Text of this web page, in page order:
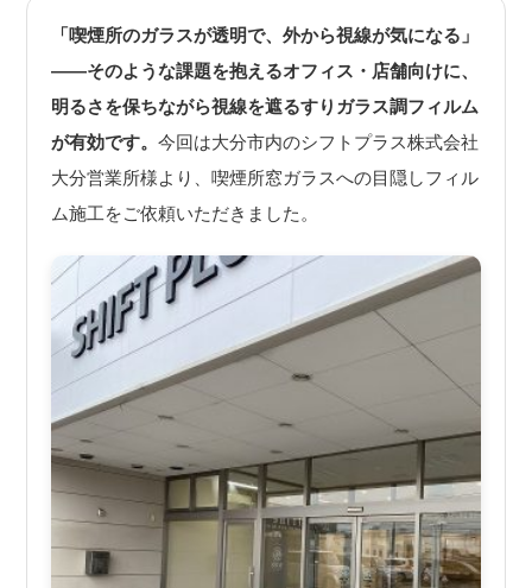
「喫煙所のガラスが透明で、外から視線が気になる」
——そのような課題を抱えるオフィス・店舗向けに、
明るさを保ちながら視線を遮るすりガラス調フィルム
が有効です。今回は大分市内のシフトプラス株式会社
大分営業所様より、喫煙所窓ガラスへの目隠しフィル
ム施工をご依頼いただきました。